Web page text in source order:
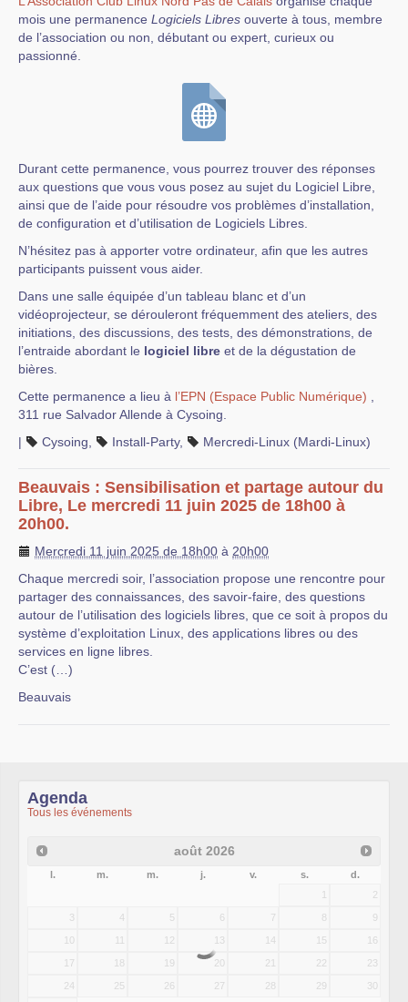
mois une permanence Logiciels Libres ouverte à tous, membre
de l’association ou non, débutant ou expert, curieux ou
passionné.
Durant cette permanence, vous pourrez trouver des réponses
aux questions que vous vous posez au sujet du Logiciel Libre,
ainsi que de l’aide pour résoudre vos problèmes d’installation,
de configuration et d’utilisation de Logiciels Libres.
N’hésitez pas à apporter votre ordinateur, afin que les autres
participants puissent vous aider.
Dans une salle équipée d’un tableau blanc et d’un
vidéoprojecteur, se dérouleront fréquemment des ateliers, des
initiations, des discussions, des tests, des démonstrations, de
l’entraide abordant le logiciel libre et de la dégustation de
bières.
Cette permanence a lieu à l’EPN (Espace Public Numérique)
311 rue Salvador Allende à Cysoing.
|
Cysoing Install-Party, Mercredi-Linux (Mardi-Linux)
Beauvais : Sensibilisation et partage autour du
Libre, Le mercredi 11 juin 2025 de 18h00 à
20h00.
Mercredi 11 juin 2025 de 18h00 à 20h00
Chaque mercredi soir, l’association propose une rencontre pour
partager des connaissances, des savoir-faire, des questions
autour de l’utilisation des logiciels libres, que ce soit à propos du
système d’exploitation Linux, des applications libres ou des
services en ligne libres.
C’est (…)
Beauvais
Agenda
Tous les événements
août 2026
l. m. m. j. v. s.
d.
1
2
3 4 5 6 7 8 9
10 11 12 13 14 15 16
17 18 19 20 21 22 23
24 25 26 27 28 29 30